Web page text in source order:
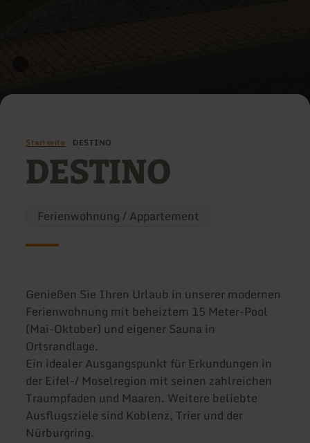
Startseite DESTINO
DESTINO
Ferienwohnung / Appartement
Genießen Sie Ihren Urlaub in unserer modernen
Ferienwohnung mit beheiztem 15 Meter-Pool
(Mai-Oktober) und eigener Sauna in
Ortsrandlage.
Ein idealer Ausgangspunkt für Erkundungen in
der Eifel-/ Moselregion mit seinen zahlreichen
Traumpfaden und Maaren. Weitere beliebte
Ausflugsziele sind Koblenz, Trier und der
Nürburgring.